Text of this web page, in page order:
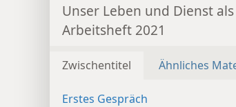
Unser Leben und Dienst
Arbeitsheft 2021
Zwischentitel Ähnliches
Erstes Gespräch